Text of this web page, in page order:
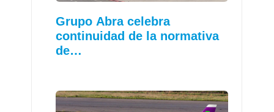
Grupo Abra celebra
continuidad de la normativa
de…